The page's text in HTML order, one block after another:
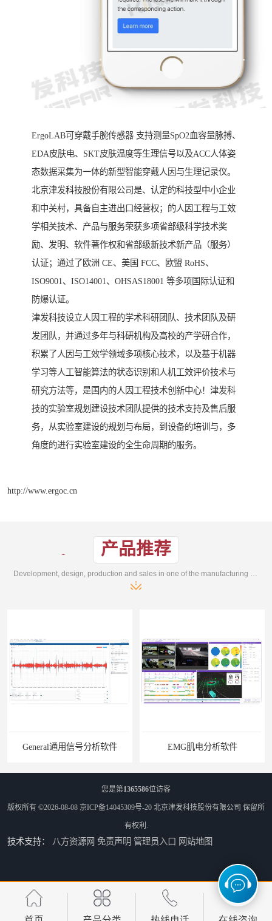
ErgoLAB可穿戴手腕传感器 支持测量SpO2血容量脉搏、
EDA皮肤电、SKT皮肤温度等生理信号以及ACC人体姿
态数据采集为一体的新型智能穿戴人因与生理记录仪。
北京津发科技股份有限公司是、认定的科技型中小企业
和中关村，具备自主进出口经营权；的人因工程与工效
学相关技术、产品与服务荣获多项省部级科学技术奖
励、发明、软件著作权和省部级新技术新产品（服务）
认证；通过了欧洲 CE、美国 FCC、欧盟 RoHS、
ISO9001、ISO14001、OHSAS18001 等多项国际认证和
防爆认证。
津发科技设立人因工程的学术科研团队、技术团队及研
发团队，并通过多年与科研机构及高校的产学研合作，
积累了人因与工效学领域多项核心技术，以及基于机器
学习等人工智能算法的状态识别和人机工效评价技术与
研究方法等，是国内的人因工程技术创新中心！津发科
技的实验室规划建设技术团队提供的技术支持及售后服
务，从实验室建设的规划与布局，到设备的培训与，多
角度的进行实验室建设的全生命周期的服务。
http://www.ergoc.cn
产品推荐
Development, design, production and sales in one of the manufacturing enterprises
General通用信号分析软件 EMG肌电分析软件
ErgoLAB人机环境同步云平台 OMS材料物理光学属性测量仪
您是第1365586位访客
版权所有 ©2026-08-08 京ICP备14045309号-20 北京津发科技股份有限公司 保留所
有权利.
技术支持： 八方资源网 免责声明 管理员入口 网站地图